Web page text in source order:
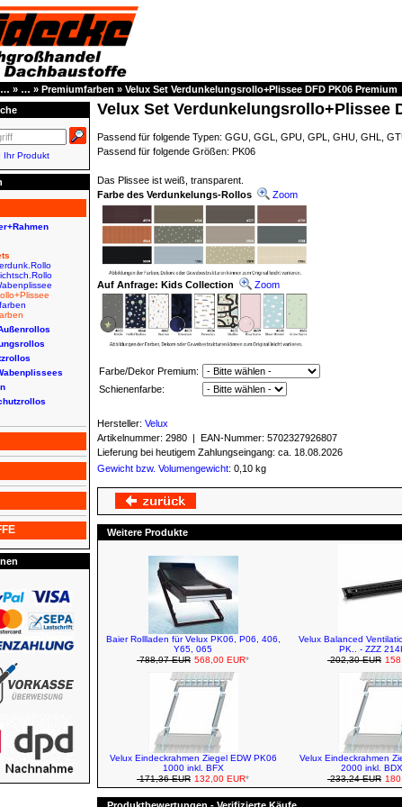
… » … » Premiumfarben » Velux Set Verdunkelungsrollo+Plissee DFD PK06 Premium
Ihr Produkt
Velux Set Verdunkelungsrollo+Plissee
Passend für folgende Typen: GGU, GGL, GPU, GPL, GHU, GHL,
Passend für folgende Größen: PK06
Das Plissee ist weiß, transparent.
Farbe des Verdunkelungs-Rollos
Zoom
Auf Anfrage: Kids Collection Zoom
Farbe/Dekor Premium:
Schienenfarbe:
Hersteller: Velux
Artikelnummer: 2980 | EAN-Nummer: 5702327926807
Lieferung bei heutigem Zahlungseingang: ca. 18.08.2026
Gewicht bzw. Volumengewicht: 0,10 kg
Weitere Produkte
Baier Rollladen für Velux PK06, P06, 406,
Y65, 065
788,97 EUR 568,00 EUR*
Velux Balanced
PK.. - ZZZ
202,30 EUR
Velux Eindeckrahmen Ziegel EDW PK06
1000 inkl. BFX
171,36 EUR 132,00 EUR*
Velux Eindeckrahmen
2000 inkl.
233,24 EUR